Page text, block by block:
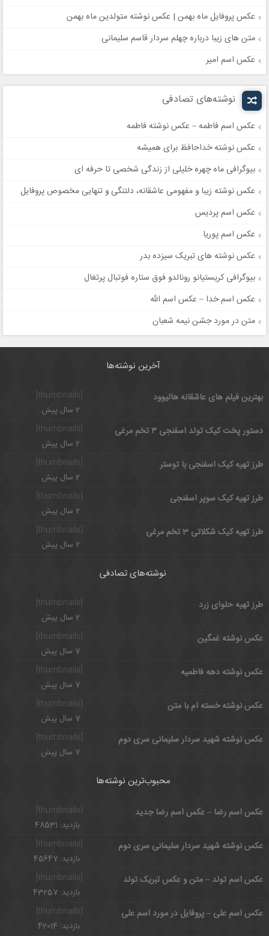
عکس پروفایل ماه بهمن | عکس نوشته متولدین ماه بهمن
متن های زیبا درباره چهلم سردار قاسم سلیمانی
عکس اسم امیر
نوشته‌های تصادفی
عکس اسم فاطمه – عکس نوشته فاطمه
عکس نوشته خداحافظ برای همیشه
بیوگرافی ماه چهره خلیلی از زندگی شخصی تا حرفه ای
عکس نوشته زیبا و مفهومی عاشقانه، دلتنگی و تنهایی مخصوص پروفایل
عکس اسم پردیس
عکس اسم پوریا
عکس نوشته های تبریک سیزده بدر
بیوگرافی کریستیانو رونالدو فوق ستاره فوتبال پرتغال
عکس اسم خدا – عکس اسم الله
متن در مورد جشن نیمه شعبان
آخرین نوشته‌ها
بهترین فیلم های عاشقانه هالیوود
2 سال پیش
[thumbnails]
دستور پخت کیک تولد اسفنجی ۳ تخم مرغی
2 سال پیش
طرز تهیه کیک اسفنجی با توستر
2 سال پیش
[thumbnails]
طرز تهیه کیک سوپر اسفنجی
2 سال پیش
طرز تهیه کیک شکلاتی 3 تخم مرغی
2 سال پیش
نوشته‌های تصادفی
[thumbnails] طرز تهیه حلوای زرد
2 سال پیش
عکس نوشته غمگین
7 سال پیش
[thumbnails]
عکس نوشته دهه فاطمیه
7 سال پیش
عکس نوشته خسته ام با متن
7 سال پیش
عکس نوشته شهید سردار سلیمانی سری دوم
7 سال پیش
محبوب‌ترین نوشته‌ها
عکس اسم رضا – عکس اسم رضا جدید
بازدید: 48531
[thumbnails]
عکس نوشته شهید سردار سلیمانی سری دوم
بازدید: 45647
عکس اسم تولد – متن و عکس تبریک تولد
بازدید: 43257
عکس اسم علی – پروفایل در مورد اسم علی
بازدید: 42014